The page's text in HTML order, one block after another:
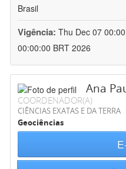
Brasil
Vigência: Thu Dec 07
00:00:00 BRT 2026
Ana
COORDENADOR(A)
CIÊNCIAS EXATAS E DA TERRA
Geociências